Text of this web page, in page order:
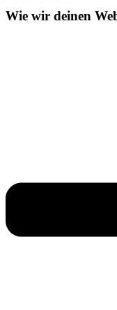
Wie wir deinen